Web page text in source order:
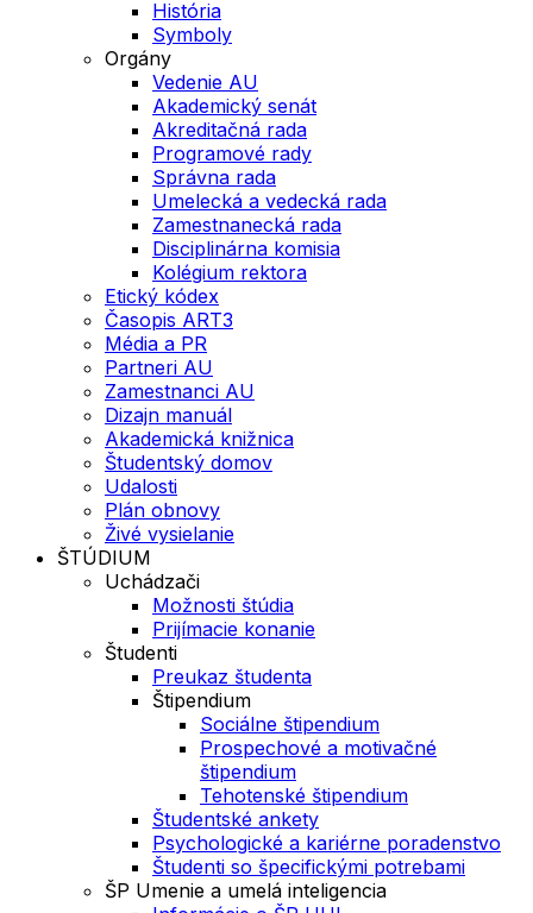
História
Symboly
Orgány
Vedenie AU
Akademický senát
Akreditačná rada
Programové rady
Správna rada
Umelecká a vedecká rada
Zamestnanecká rada
Disciplinárna komisia
Kolégium rektora
Etický kódex
Časopis ART3
Média a PR
Partneri AU
Zamestnanci AU
Dizajn manuál
Akademická knižnica
Študentský domov
Udalosti
Plán obnovy
Živé vysielanie
ŠTÚDIUM
Uchádzači
Možnosti štúdia
Prijímacie konanie
Študenti
Preukaz študenta
Štipendium
Sociálne štipendium
Prospechové a motivačné
štipendium
Tehotenské štipendium
Študentské ankety
Psychologické a kariérne poradenstvo
Študenti so špecifickými potrebami
ŠP Umenie a umelá inteligencia